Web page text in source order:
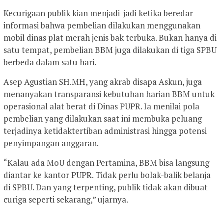
Kecurigaan publik kian menjadi-jadi ketika beredar
informasi bahwa pembelian dilakukan menggunakan
mobil dinas plat merah jenis bak terbuka. Bukan hanya di
satu tempat, pembelian BBM juga dilakukan di tiga SPBU
berbeda dalam satu hari.
Asep Agustian SH.MH, yang akrab disapa Askun, juga
menanyakan transparansi kebutuhan harian BBM untuk
operasional alat berat di Dinas PUPR. Ia menilai pola
pembelian yang dilakukan saat ini membuka peluang
terjadinya ketidaktertiban administrasi hingga potensi
penyimpangan anggaran.
“Kalau ada MoU dengan Pertamina, BBM bisa langsung
diantar ke kantor PUPR. Tidak perlu bolak-balik belanja
di SPBU. Dan yang terpenting, publik tidak akan dibuat
curiga seperti sekarang,” ujarnya.